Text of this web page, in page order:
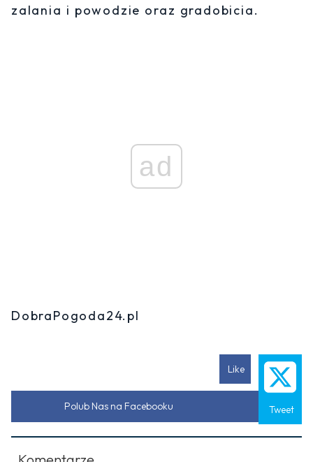
zalania i powodzie oraz gradobicia.
ad
DobraPogoda24.pl
Like
Tweet
Polub Nas na Facebooku